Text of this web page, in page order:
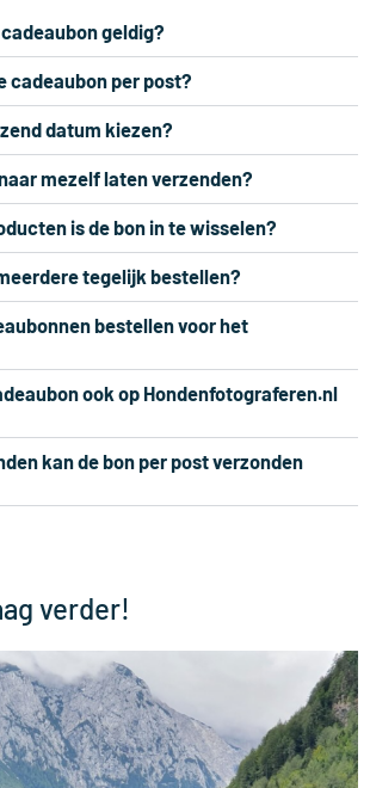
geldig?
cadeaubon per post?
datum kiezen?
mezelf laten verzenden?
is de bon in te wisselen?
tegelijk bestellen?
bestellen voor het
ook op Hondenfotograferen.nl
kan de bon per post verzonden
verder!